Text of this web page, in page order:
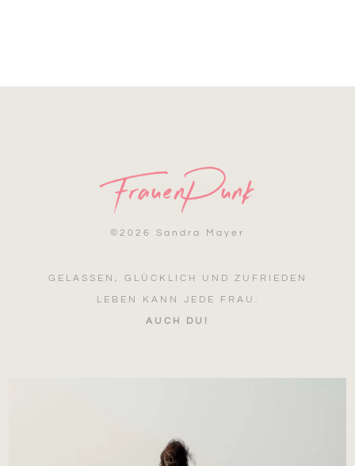
© 2026 Sandra Mayer
GELASSEN, GLÜCKLICH UND ZUFRIEDEN
LEBEN KANN JEDE FRAU.
AUCH DU!